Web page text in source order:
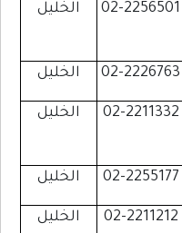
02-2256501 الخليل
02-2226763 الخليل
02-2211332 الخليل
02-2255177 الخليل
02-2211212 الخليل